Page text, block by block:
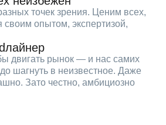
точек зрения. Ценим всех,
своим опытом, экспертизой,
двигать рынок — и нас самих
шагнуть в неизвестное. Даже
Зато честно, амбициозно